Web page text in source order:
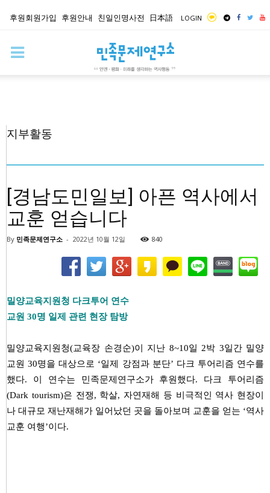
후원회원가입 후원안내 친일인명사전 日本語 LOGIN
지부활동
[경남도민일보] 아픈 역사에서
교훈 얻습니다
By 민족문제연구소 - 2022년 10월 12일 840
밀양교육지원청 다크투어 연수
교원 30명 일제 관련 현장 탐방
밀양교육지원청(교육장 손경순)이 지난 8~10일 2박 3일간 밀양
교원 30명을 대상으로 ‘일제 강점과 분단’ 다크 투어리즘 연수를
했다. 이 연수는 민족문제연구소가 후원했다. 다크 투어리즘
(Dark tourism)은 전쟁, 학살, 자연재해 등 비극적인 역사 현장이
나 대규모 재난재해가 일어났던 곳을 돌아보며 교훈을 얻는 ‘역사
교훈 여행’이다.